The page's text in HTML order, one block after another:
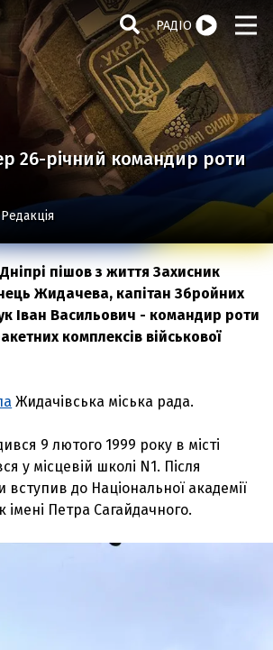
РАДІО
26-річний командир роти
Редакція
Дніпрі пішов з життя Захисник
Жидачева, капітан Збройних
Іван Васильович - командир роти
комплексів військової
Жидачівська міська рада.
9 лютого 1999 року в місті
у місцевій школі N1. Після
вступив до Національної академії
імені Петра Сагайдачного.